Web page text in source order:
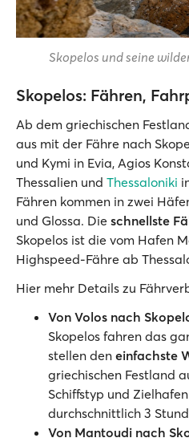
Skopelos und seine
Skopelos: Fähren,
Ab dem griechischen
aus mit der Fähre nach
und Kymi in Evia, Agios
Thessalien und Thessaloniki
Fähren kommen in zwei
und Glossa. Die schnellste
Skopelos ist die vom Hafen
Highspeed-Fähre ab
Hier mehr Details zu
Von Volos nach
Skopelos fahren das
stellen den einfachste
griechischen Festland
Schiffstyp und
durchschnittlich 3
Von Mantoudi nach